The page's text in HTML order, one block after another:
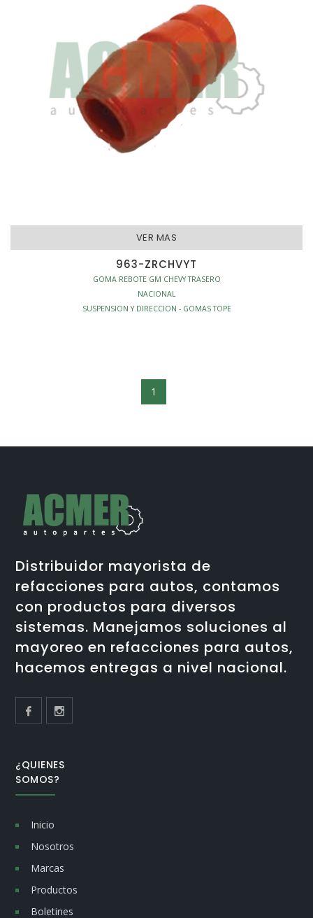
VER MAS
963-ZRCHVYT
GOMA REBOTE GM CHEVY TRASERO
NACIONAL
SUSPENSION Y DIRECCION - GOMAS TOPE
1
Distribuidor mayorista de
refacciones para autos, contamos
con productos para diversos
sistemas. Manejamos soluciones al
mayoreo en refacciones para autos,
hacemos entregas a nivel nacional.
¿QUIENES
SOMOS?
Inicio
Nosotros
Marcas
Productos
Boletines